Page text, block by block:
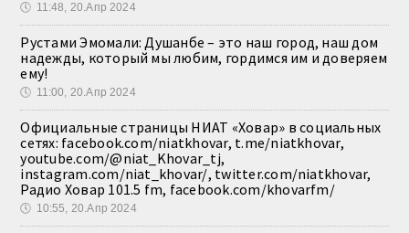
🕔 11:48, 20.Апр 2024
Рустами Эмомали: Душанбе – это наш город, наш дом
надежды, который мы любим, гордимся им и доверяем
ему!
🕔 11:00, 20.Апр 2024
Официальные страницы НИАТ «Ховар» в социальных
сетях: facebook.com/niatkhovar, t.me/niatkhovar,
youtube.com/@niat_Khovar_tj,
instagram.com/niat_khovar/, twitter.com/niatkhovar,
Радио Ховар 101.5 fm, facebook.com/khovarfm/
🕔 10:55, 20.Апр 2024